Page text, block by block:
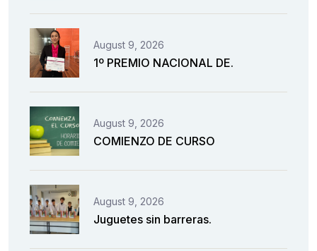
August 9, 2026
1º PREMIO NACIONAL DE.
August 9, 2026
COMIENZO DE CURSO
August 9, 2026
Juguetes sin barreras.